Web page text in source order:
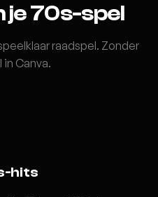
je 70s-spel
raadspel. Zonder
in Canva.
hits